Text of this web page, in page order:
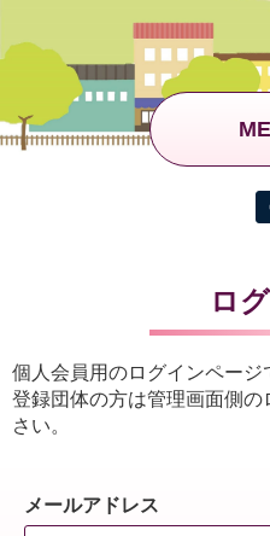
ロ
個人会員用のログインページ
登録団体の方は管理画面側
さい。
メールアドレス